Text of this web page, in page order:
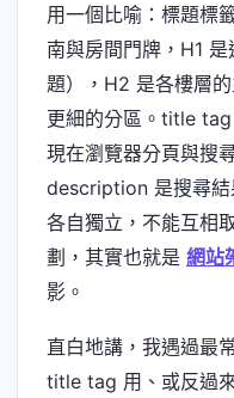
用一個比喻：標題標
南與房間門牌，H1
題），H2 是各樓層
更細的分區。title
現在瀏覽器分頁與搜
description 是搜尋結
各自獨立，不能互相
劃，其實也就是 網站
影。
直白地講，我遇過最
title tag 用、或反過